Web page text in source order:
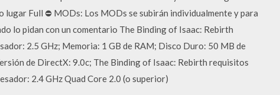
Full ⛔ MODs: Los MODs se subirán individualmente y para
lo pidan con un comentario The Binding of Isaac: Rebirth
2.5 GHz; Memoria: 1 GB de RAM; Disco Duro: 50 MB de
de DirectX: 9.0c; The Binding of Isaac: Rebirth requisitos
2.4 GHz Quad Core 2.0 (o superior)